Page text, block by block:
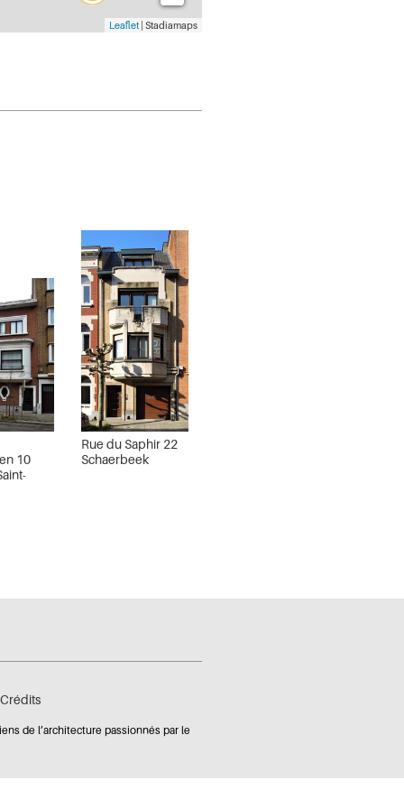
Leaflet | Stadiamaps
10
Rue du Saphir 22
Schaerbeek
Crédits
de l’architecture passionnés par le